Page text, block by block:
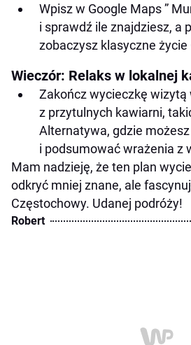
Wpisz w Google Maps ”
i sprawdź ile znajdziesz, a
zobaczysz klasyczne
Wieczór: Relaks w lokalnej
Zakończ wycieczkę wizytą
z przytulnych kawiarni,
Alternatywa, gdzie
i podsumować wrażenia z
Mam nadzieję, że ten plan
odkryć mniej znane, ale
Częstochowy. Udanej podróży!
Robert